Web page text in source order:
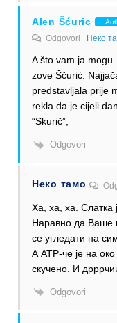
Alen Šćuric
Odgovori Неко
A što vam ja
zove Ščurić.
predstavljala prije
rekla da je cijeli
“Skurič”,
Odgovori
Неко тамо
Ха, ха, ха. Слатка
Наравно да Ваше
се угледати на
А АТР-че је на
скучено. И
Odgovori